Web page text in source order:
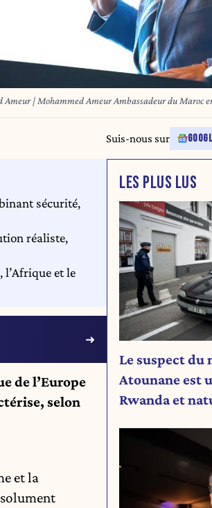
Mohammed Ameur | Mohammed Ameur Ambassadeur
Suis-nous sur
sécurité,
réaliste,
et le
de l’Europe
selon
et la
LES PLUS LUS
Le suspect du
Atounane est
Rwanda et